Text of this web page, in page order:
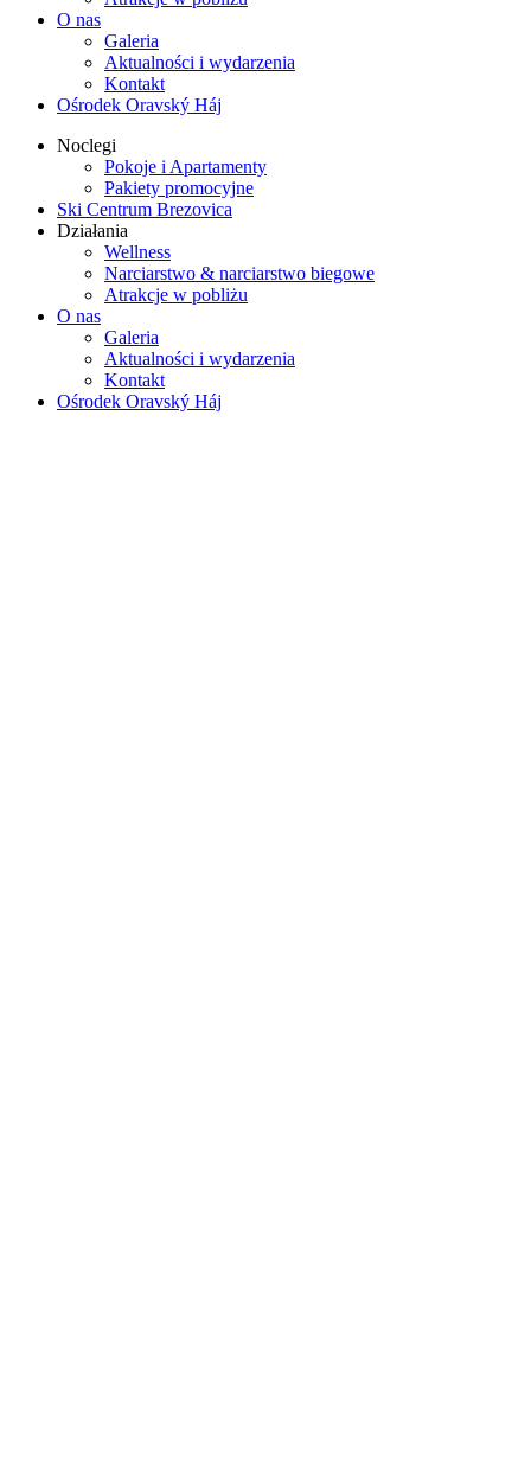
O nas
Galeria
Aktualności i wydarzenia
Kontakt
Ośrodek Oravský Háj
Noclegi
Pokoje i Apartamenty
Pakiety promocyjne
Ski Centrum Brezovica
Działania
Wellness
Narciarstwo & narciarstwo biegowe
Atrakcje w pobliżu
O nas
Galeria
Aktualności i wydarzenia
Kontakt
Ośrodek Oravský Háj